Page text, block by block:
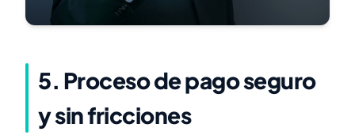
5. Proceso de pago seguro
y sin fricciones